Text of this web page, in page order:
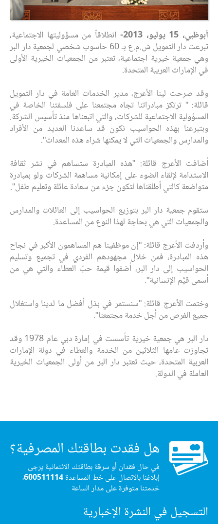
أبوظبي، 15 يوليو، 2013-
انطلاقاً من مسؤوليتها الاجتماعية،
تبرعت دار التمويل ش.م.ع بـ 60 حاسوب شخصي لجمعية دار البر
وهي جمعية خيرية اجتماعية، تعتبر من الجمعيات الخيرية الأولى
في الإمارات العربية المتحدة.
وقد صرحت لينا الأعرج، مدير الخدمات العامة في دار التمويل
قائلة: " ترتكز مبادراتنا تجاه مجتمعنا على فلسفتنا الخاصة في
المسؤولية الاجتماعية للشركات، والتي اتبعناها منذ تأسيس الشركة.
وبتبرعنا بهذه الحواسيب نكون قد ساعدنا العديد من الأفراد
والمدارس والجمعيات التي لا يمكنها شراء هذه المعدات".
أضافت الأعرج قائلة: "هذه المبادرة ستساهم في نشر ثقافة
الاستدامة لإلقاء الضوء على إمكانية مساهمة الشركات ولو بمبادرة
متواضعة كالتي أطلقناها لتكون جزء من سعادة عائلة وتعليم طفل".
ستقوم جمعية دار البر بتوزيع الحواسيب إلى العائلات والمدارس
والجمعيات التي هي بحاجة لهذا النوع من المساعدة.
وأردفت الأعرج قائلة: "إن موظفينا هم المساهمون الأكبر في نجاح
هذه المبادرة، فمن خلال مجهودهم الفردي في تجميع وتسليم
الحواسيب إلى دار البر، أضفوا قيمة حبّ العطاء والتي هي من
أسمى قيَّم الإنسانية".
وختمت الأعرج قائلة: "سنستمر في بذل أفضل ما لدينا واستغلال
جميع الفرص من أجل خدمة مجتمعنا".
دار البر هي جمعية خيرية تأسست في إمارة دبي عام 1978 وقد
تجاوزت عامها الثلاثين من الخدمة والعطاء في دولة الإمارات
العربية المتحدة، حيث تعتبر دار البر من أولى الجمعيات الخيرية
العاملة في الدولة.
هل فقدت بطاقتك المصرفية؟
في حال فقدان أو سرقة بطاقتك الائتمانية يرجى
إبلاغنا بالاتصال على خط المساعدة600511114،
خدمتنا متوفرة على مدار الساعة
التسجيل في النشرة الإخبارية